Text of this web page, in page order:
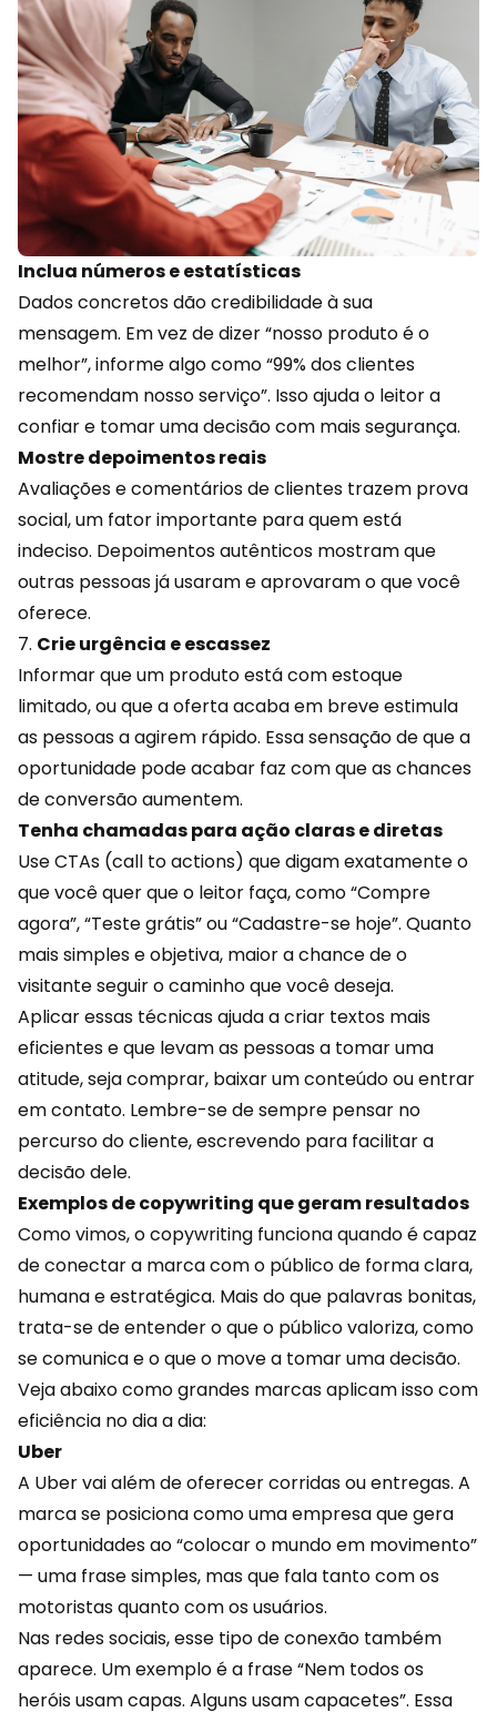
Inclua números e estatísticas
Dados concretos dão credibilidade à sua
mensagem. Em vez de dizer “nosso produto é o
melhor”, informe algo como “99% dos clientes
recomendam nosso serviço”. Isso ajuda o leitor a
confiar e tomar uma decisão com mais segurança.
Mostre depoimentos reais
Avaliações e comentários de clientes trazem prova
social, um fator importante para quem está
indeciso. Depoimentos autênticos mostram que
outras pessoas já usaram e aprovaram o que você
oferece.
7. Crie urgência e escassez
Informar que um produto está com estoque
limitado, ou que aofertaacaba em breve estimula
as pessoas a agirem rápido. Essa sensação de que a
oportunidade pode acabar faz com que as chances
de conversão aumentem.
Tenha chamadas para ação claras e diretas
Use CTAs (call to actions) que digam exatamente o
que você quer que o leitor faça, como “Compre
agora”, “Teste grátis” ou “Cadastre-se hoje”. Quanto
mais simples e objetiva, maior a chance de o
visitante seguir o caminho que você deseja.
Aplicar essas técnicas ajuda a criar textos mais
eficientes e que levam as pessoas a tomar uma
atitude, seja comprar, baixar um conteúdo ou entrar
em contato. Lembre-se de sempre pensar no
percurso do cliente, escrevendo para facilitar a
decisão dele.
Exemplos de copywriting que geram resultados
Como vimos, o copywriting funciona quando é capaz
de conectar a marca com o público de forma clara,
humana e estratégica. Mais do que palavras bonitas,
trata-se de entender o que o público valoriza, como
se comunica e o que o move a tomar uma decisão.
Veja abaixo como grandes marcas aplicam isso com
eficiência no dia a dia:
Uber
A Uber vai além de oferecer corridas ou entregas. A
marca se posiciona como uma empresa que gera
oportunidades ao “colocar o mundo em movimento”
— uma frase simples, mas que fala tanto com os
motoristas quanto com os usuários.
Nas redes sociais, esse tipo de conexão também
aparece. Um exemplo é a frase “Nem todos os
heróis usam capas. Alguns usam capacetes”. Essa